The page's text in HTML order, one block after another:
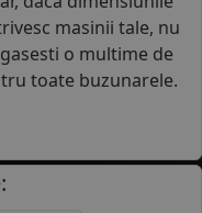
masinii tale, nu
o multime de
toate buzunarele.